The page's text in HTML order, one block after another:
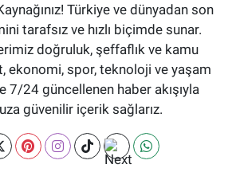
Türkiye ve dünyadan son
tarafsız ve hızlı biçimde sunar.
doğruluk, şeffaflık ve kamu
ekonomi, spor, teknoloji ve yaşam
7/24 güncellenen haber akışıyla
güvenilir içerik sağlarız.